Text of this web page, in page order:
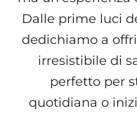
Dalle prime luci
dedichiamo a
irresistibile di
perfetto per
quotidiana o